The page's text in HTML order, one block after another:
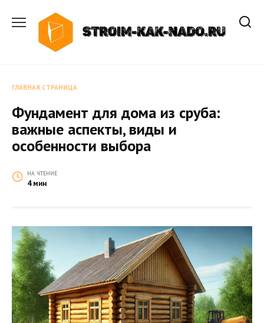
содержанию
ГЛАВНАЯ СТРАНИЦА
Фундамент для дома из сруба:
важные аспекты, виды и
особенности выбора
НА ЧТЕНИЕ
4 мин